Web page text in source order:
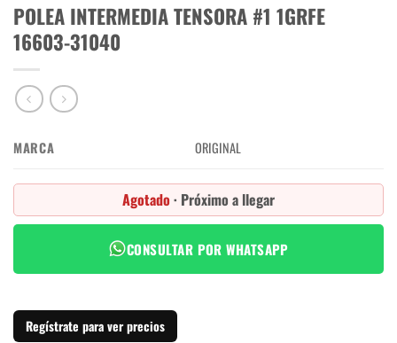
POLEA INTERMEDIA TENSORA #1 1GRFE
16603-31040
MARCA ORIGINAL
Agotado · Próximo a llegar
CONSULTAR POR WHATSAPP
Regístrate para ver precios